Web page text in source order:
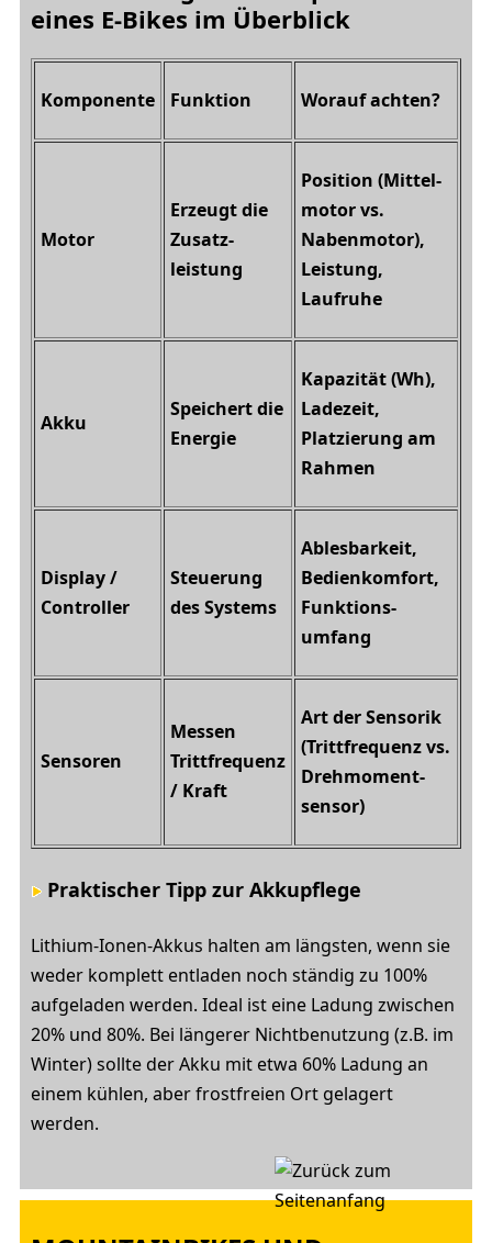
eines E-Bikes im Überblick
Komponente Funktion Worauf achten?
Motor
Erzeugt die
Zusatz­
leistung
Position (Mittel­
motor vs.
Naben­motor),
Leistung,
Laufruhe
Akku
Speichert die
Energie
Kapazität (Wh),
Ladezeit,
Platzierung am
Rahmen
Display /
Controller
Steuerung
des Systems
Ablesbarkeit,
Bedien­komfort,
Funktions­
umfang
Sensoren
Messen
Trittfrequenz
/ Kraft
Art der Sensorik
(Trittfrequenz vs.
Drehmoment­
sensor)
Praktischer Tipp zur Akkupflege
Lithium-Ionen-Akkus halten am längsten, wenn sie
weder komplett entladen noch ständig zu 100%
aufgeladen werden. Ideal ist eine Ladung zwischen
20% und 80%. Bei längerer Nichtbenutzung (z.B. im
Winter) sollte der Akku mit etwa 60% Ladung an
einem kühlen, aber frostfreien Ort gelagert
werden.